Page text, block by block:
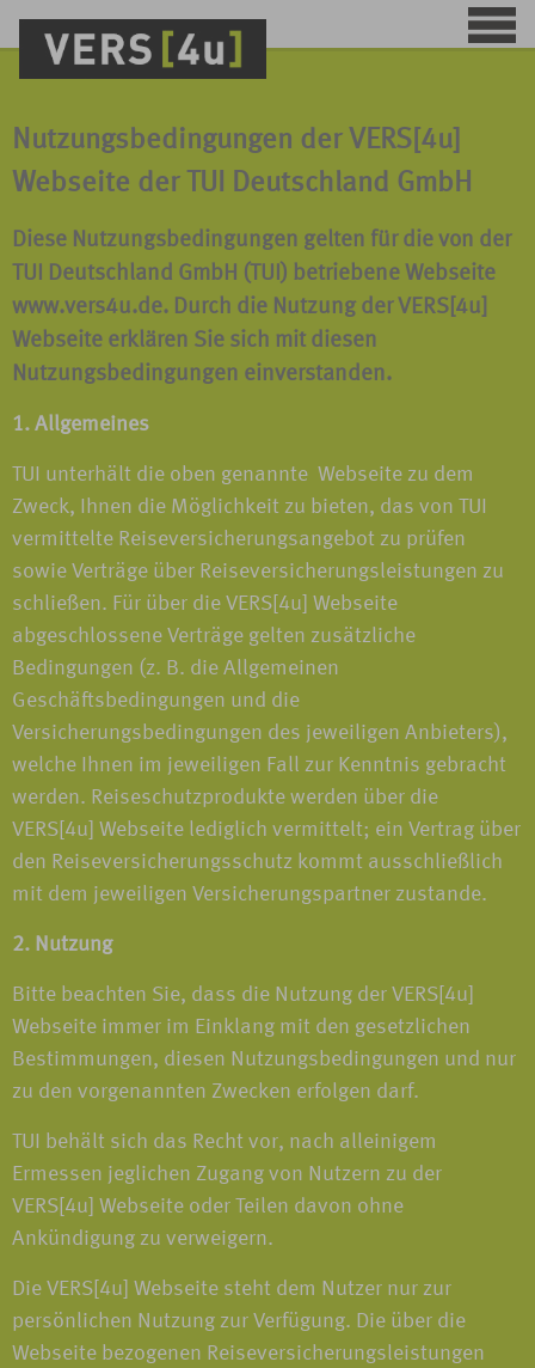
Nutzungsbedingungen der VERS[4u]
Webseite der TUI Deutschland GmbH
Diese Nutzungsbedingungen gelten für die von der
TUI Deutschland GmbH (TUI) betriebene Webseite
www.vers4u.de. Durch die Nutzung der VERS[4u]
Webseite erklären Sie sich mit diesen
Nutzungsbedingungen einverstanden.
1. Allgemeines
TUI unterhält die oben genannte Webseite zu dem
Zweck, Ihnen die Möglichkeit zu bieten, das von TUI
vermittelte Reiseversicherungsangebot zu prüfen
sowie Verträge über Reiseversicherungsleistungen zu
schließen. Für über die VERS[4u] Webseite
abgeschlossene Verträge gelten zusätzliche
Bedingungen (z. B. die Allgemeinen
Geschäftsbedingungen und die
Versicherungsbedingungen des jeweiligen Anbieters),
welche Ihnen im jeweiligen Fall zur Kenntnis gebracht
werden. Reiseschutzprodukte werden über die
VERS[4u] Webseite lediglich vermittelt; ein Vertrag über
den Reiseversicherungsschutz kommt ausschließlich
mit dem jeweiligen Versicherungspartner zustande.
2. Nutzung
Bitte beachten Sie, dass die Nutzung der VERS[4u]
Webseite immer im Einklang mit den gesetzlichen
Bestimmungen, diesen Nutzungsbedingungen und nur
zu den vorgenannten Zwecken erfolgen darf.
TUI behält sich das Recht vor, nach alleinigem
Ermessen jeglichen Zugang von Nutzern zu der
VERS[4u] Webseite oder Teilen davon ohne
Ankündigung zu verweigern.
Die VERS[4u] Webseite steht dem Nutzer nur zur
persönlichen Nutzung zur Verfügung. Die über die
Webseite bezogenen Reiseversicherungsleistungen